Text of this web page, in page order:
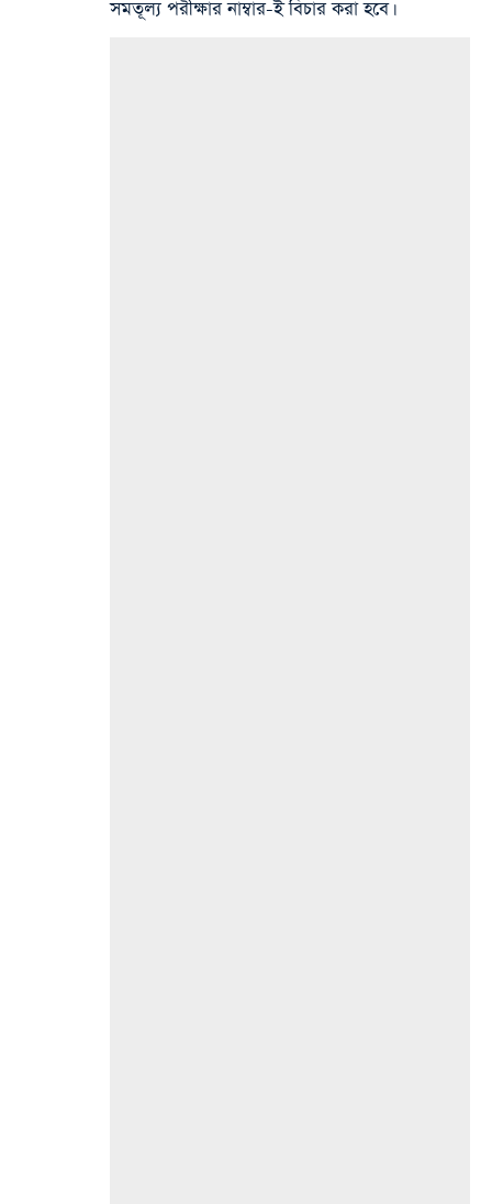
সমতূল্য পরীক্ষার নাম্বার-ই বিচার করা হবে।